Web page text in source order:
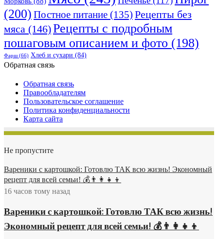
(200) Постное питание (135) Рецепты без
мяса (146)Рецепты с подробным
пошаговым описанием и фото (198)
Фарш(66) Хлеб и сухари (84)
Обратная связь
Обратная связь
Правообладателям
Пользовательское соглашение
Политика конфиденциальности
Карта сайта
Не пропустите
Вареники с картошкой: Готовлю ТАК всю жизнь! Экономный
рецепт для всей семьи! 💰👨👩👧👦
16 часов тому назад
Вареники с картошкой: Готовлю ТАК всю жизнь!
Экономный рецепт для всей семьи! 💰👨👩👧👦